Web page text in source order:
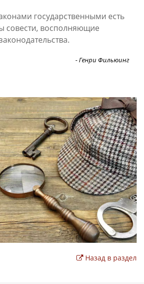
вопросах следует
не к здравому смыслу, а к
- Роберт Лембке
Назад в раздел